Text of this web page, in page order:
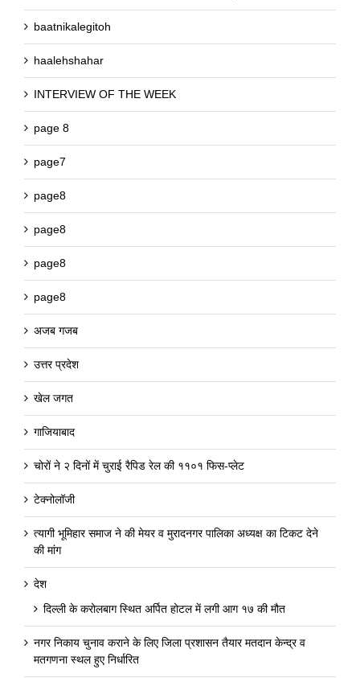
baatnikalegitoh
haalehshahar
INTERVIEW OF THE WEEK
page 8
page7
page8
page8
page8
page8
अजब गजब
उत्तर प्रदेश
खेल जगत
गाजियाबाद
चोरों ने २ दिनों में चुराई रैपिड रेल की ११०१ फिस-प्लेट
टेक्नोलॉजी
त्यागी भूमिहार समाज ने की मेयर व मुरादनगर पालिका अध्यक्ष का टिकट देने
की मांग
देश
दिल्ली के करोलबाग स्थित अर्पित होटल में लगी आग १७ की मौत
नगर निकाय चुनाव कराने के लिए जिला प्रशासन तैयार मतदान केन्द्र व
मतगणना स्थल हुए निर्धारित